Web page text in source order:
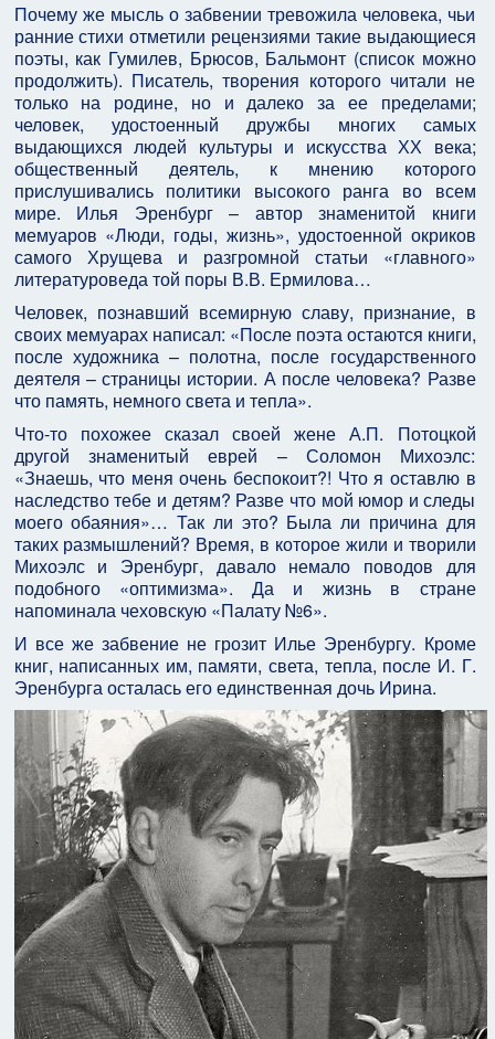
Почему же мысль о забвении тревожила человека, чьи
ранние стихи отметили рецензиями такие выдающиеся
поэты, как Гумилев, Брюсов, Бальмонт (список можно
продолжить). Писатель, творения которого читали не
только на родине, но и далеко за ее пределами;
человек, удостоенный дружбы многих самых
выдающихся людей культуры и искусства ХХ века;
общественный деятель, к мнению которого
прислушивались политики высокого ранга во всем
мире. Илья Эренбург – автор знаменитой книги
мемуаров «Люди, годы, жизнь», удостоенной окриков
самого Хрущева и разгромной статьи «главного»
литературоведа той поры В.В. Ермилова…
Человек, познавший всемирную славу, признание, в
своих мемуарах написал: «После поэта остаются книги,
после художника – полотна, после государственного
деятеля – страницы истории. А после человека? Разве
что память, немного света и тепла».
Что-то похожее сказал своей жене А.П. Потоцкой
другой знаменитый еврей – Соломон Михоэлс:
«Знаешь, что меня очень беспокоит?! Что я оставлю в
наследство тебе и детям? Разве что мой юмор и следы
моего обаяния»… Так ли это? Была ли причина для
таких размышлений? Время, в которое жили и творили
Михоэлс и Эренбург, давало немало поводов для
подобного «оптимизма». Да и жизнь в стране
напоминала чеховскую «Палату №6».
И все же забвение не грозит Илье Эренбургу. Кроме
книг, написанных им, памяти, света, тепла, после И. Г.
Эренбурга осталась его единственная дочь Ирина.